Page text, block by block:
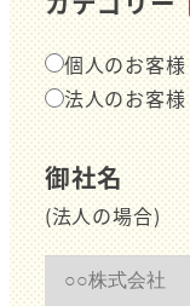
個人のお客様
法人のお客様
御社名
(法人の場合)